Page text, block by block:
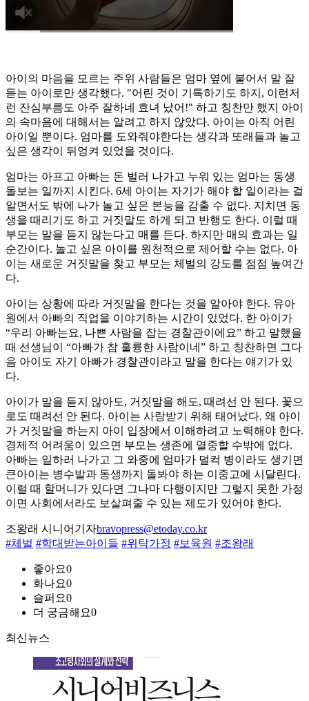
아이의 마음을 모르는 주위 사람들은 엄마 옆에 붙어서 말 잘
듣는 아이로만 생각했다. "어린 것이 기특하기도 하지, 이런저
런 잔심부름도 아주 잘하네 효녀 났어!" 하고 칭찬만 했지 아이
의 속마음에 대해서는 알려고 하지 않았다. 아이는 아직 어린
아이일 뿐이다. 엄마를 도와줘야한다는 생각과 또래들과 놀고
싶은 생각이 뒤엉켜 있었을 것이다.
엄마는 아프고 아빠는 돈 벌러 나가고 누워 있는 엄마는 동생
돌보는 일까지 시킨다. 6세 아이는 자기가 해야 할 일이라는 걸
알면서도 밖에 나가 놀고 싶은 본능을 감출 수 없다. 지치면 동
생을 때리기도 하고 거짓말도 하게 되고 반행도 한다. 이럴 때
부모는 말을 듣지 않는다고 매를 든다. 하지만 매의 효과는 일
순간이다. 놀고 싶은 아이를 원천적으로 제어할 수는 없다. 아
이는 새로운 거짓말을 찾고 부모는 체벌의 강도를 점점 높여간
다.
아이는 상황에 따라 거짓말을 한다는 것을 알아야 한다. 유아
원에서 아빠의 직업을 이야기하는 시간이 있었다. 한 아이가
“우리 아빠는요, 나쁜 사람을 잡는 경찰관이에요” 하고 말했을
때 선생님이 “아빠가 참 훌륭한 사람이네” 하고 칭찬하면 그다
음 아이도 자기 아빠가 경찰관이라고 말을 한다는 얘기가 있
다.
아이가 말을 듣지 않아도, 거짓말을 해도, 때려선 안 된다. 꽃으
로도 때려선 안 된다. 아이는 사랑받기 위해 태어났다. 왜 아이
가 거짓말을 하는지 아이 입장에서 이해하려고 노력해야 한다.
경제적 어려움이 있으면 부모는 생존에 열중할 수밖에 없다.
아빠는 일하러 나가고 그 와중에 엄마가 덜컥 병이라도 생기면
큰아이는 병수발과 동생까지 돌봐야 하는 이중고에 시달린다.
이럴 때 할머니가 있다면 그나마 다행이지만 그렇지 못한 가정
이면 사회에서라도 보살펴줄 수 있는 제도가 있어야 한다.
조왕래 시니어기자bravopress@etoday.co.kr
#체벌 #학대받는아이들 #위탁가정 #보육원 #조왕래
좋아요0
화나요0
슬퍼요0
더 궁금해요0
최신뉴스